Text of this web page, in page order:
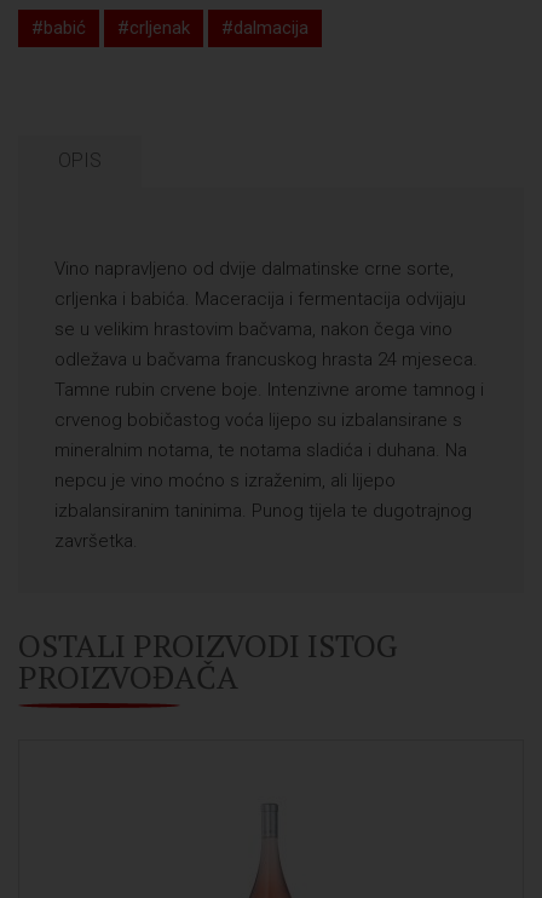
#babić #crljenak #dalmacija
OPIS
Vino napravljeno od dvije dalmatinske crne sorte,
crljenka i babića. Maceracija i fermentacija odvijaju
se u velikim hrastovim bačvama, nakon čega vino
odležava u bačvama francuskog hrasta 24 mjeseca.
Tamne rubin crvene boje. Intenzivne arome tamnog i
crvenog bobičastog voća lijepo su izbalansirane s
mineralnim notama, te notama sladića i duhana. Na
nepcu je vino moćno s izraženim, ali lijepo
izbalansiranim taninima. Punog tijela te dugotrajnog
završetka.
OSTALI PROIZVODI ISTOG
PROIZVOĐAČA